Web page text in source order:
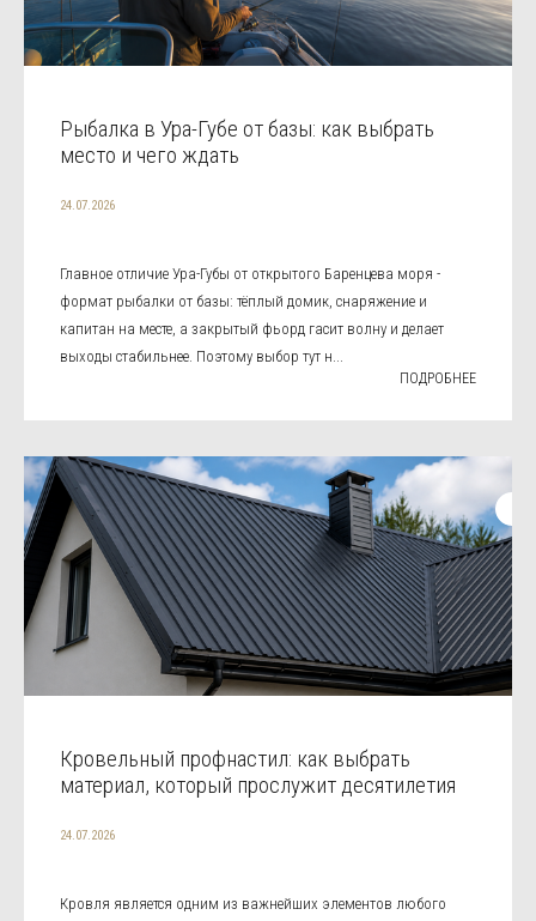
Рыбалка в Ура-Губе от базы: как выбрать
место и чего ждать
24.07.2026
Главное отличие Ура-Губы от открытого Баренцева моря -
формат рыбалки от базы: тёплый домик, снаряжение и
капитан на месте, а закрытый фьорд гасит волну и делает
выходы стабильнее. Поэтому выбор тут н...
ПОДРОБНЕЕ
Кровельный профнастил: как выбрать
материал, который прослужит десятилетия
24.07.2026
Кровля является одним из важнейших элементов любого